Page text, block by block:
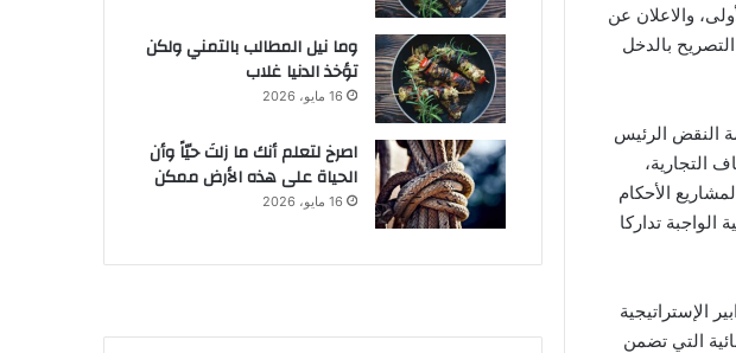
والاعلان عن
بالدخل
النقض الرئيس
التجارية،
الأحكام
تداركا
الإستراتيجية
التي تضمن
وما نيل المطالب بالتمني ولكن
تؤخذ الدنيا غلاب
16 مايو، 2026
‫اصرخ لتعلم أنك ما زلتَ حيّاً وأن
الحياة على هذه الأرض ممكن
16 مايو، 2026